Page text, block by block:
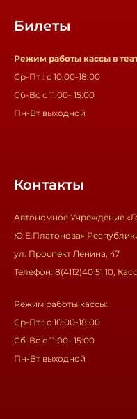
Билеты
Режим работы кассы в
Ср-Пт : с 10:00-18:00
Сб-Вс с 11:00- 15:00
Пн-Вт выходной
Контакты
Автономное Учреждение
Ю.Е.Платонова»
ул. Проспект Ленина, 47
Телефон: 8(4112)40 51 10,
Режим работы кассы:
Ср-Пт : с 10:00-18:00
Сб-Вс с 11:00- 15:00
Пн-Вт выходной